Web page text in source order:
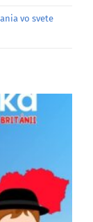
vo svete